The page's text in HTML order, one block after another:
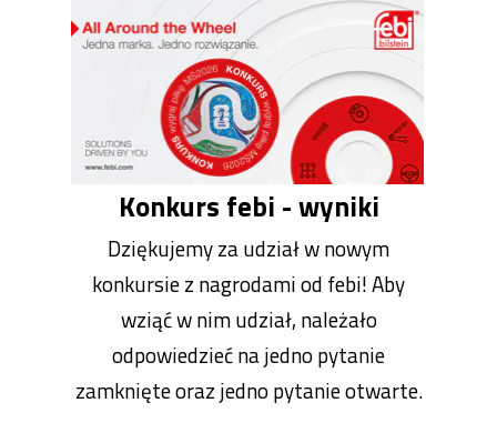
Dziękujemy za udział w nowym
konkursie z nagrodami od febi! Aby
wziąć w nim udział, należało
odpowiedzieć na jedno pytanie
zamknięte oraz jedno pytanie otwarte.
Konkurs febi - wyniki